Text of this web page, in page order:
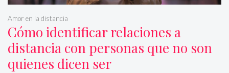
Cómo identificar relaciones a
distancia con personas que no son
quienes dicen ser
Amor en la distancia